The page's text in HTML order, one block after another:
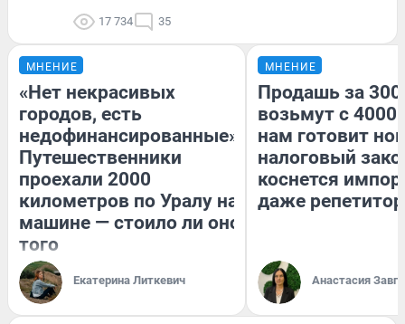
17 734 35
МНЕНИЕ
«Нет некрасивых
городов, есть
недофинансированные».
Путешественники
проехали 2000
километров по Уралу на
машине — стоило ли оно
того
Екатерина Литкевич
МНЕНИЕ
Продашь за
возьмут с
нам готовит
налоговый
коснется
даже
Анастасия